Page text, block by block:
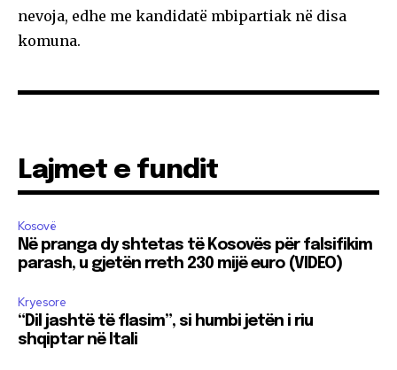
nevoja, edhe me kandidatë mbipartiak në disa
komuna.
Lajmet e fundit
Kosovë
Në pranga dy shtetas të Kosovës për falsifikim
parash, u gjetën rreth 230 mijë euro (VIDEO)
Kryesore
“Dil jashtë të flasim”, si humbi jetën i riu
shqiptar në Itali